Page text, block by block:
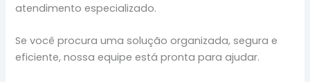
atendimento especializado.
Se você procura uma solução organizada, segura e
eficiente, nossa equipe está pronta para ajudar.